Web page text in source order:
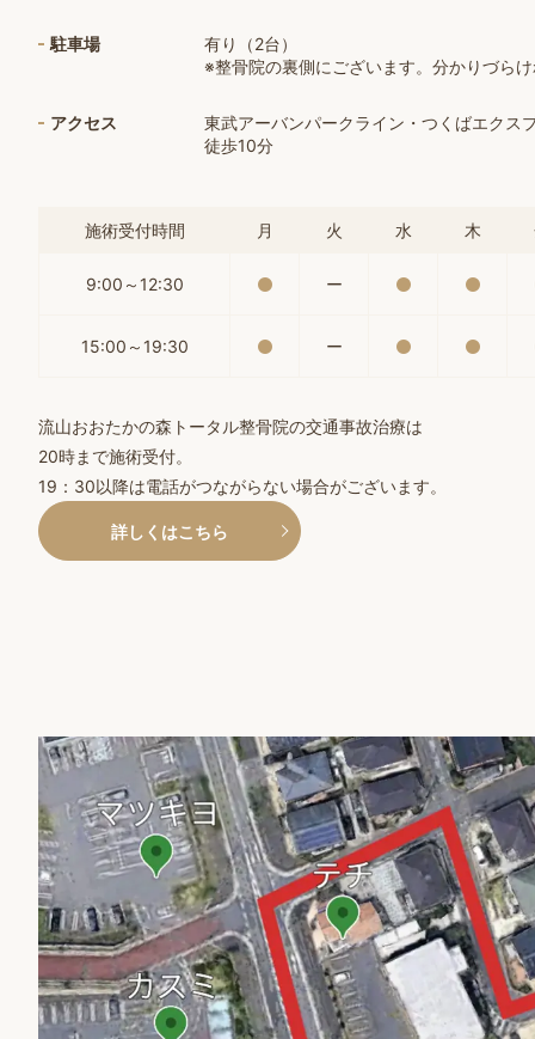
駐車場
有り（2台）
※整骨院の裏側にございます。分かりづらけ
アクセス
東武アーバンパークライン・つくばエクス
徒歩10分
施術受付時間 月 火 水 木
9:00～12:30 ー
15:00～19:30 ー
流山おおたかの森トータル整骨院の交通事故治療は
20時まで施術受付。
19：30以降は電話がつながらない場合がございます。
詳しくはこちら